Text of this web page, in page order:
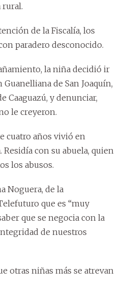
rural.
de la Fiscalía, los
paradero desconocido.
la niña decidió ir
de San Joaquín,
Caaguazú, y denunciar,
le creyeron.
cuatro años vivió en
con su abuela, quien
los abusos.
Noguera, de la
que es “muy
que se negocia con la
de nuestros
otras niñas más se atrevan